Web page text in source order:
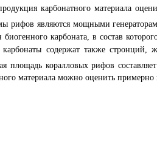
карбонатного материала
рифов являются мощными
биогенного карбоната, в состав
содержат также
площадь коралловых рифов
материала можно оценить примерно